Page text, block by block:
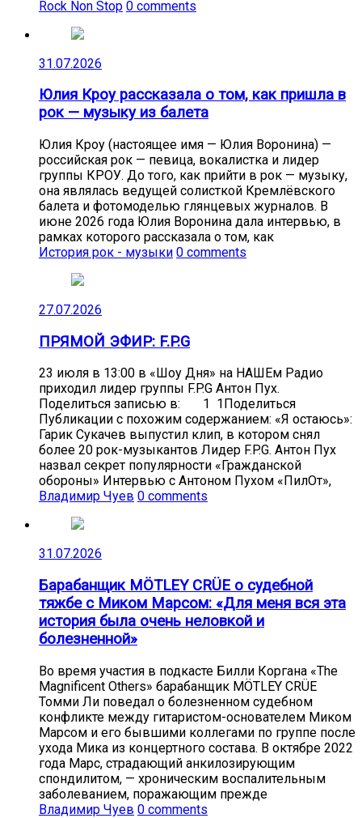
Rock Non Stop 0 comments
31.07.2026
Юлия Кроу рассказала о том, как пришла в
рок — музыку из балета
Юлия Кроу (настоящее имя — Юлия Воронина) —
российская рок — певица, вокалистка и лидер
группы КРОУ. До того, как прийти в рок — музыку,
она являлась ведущей солисткой Кремлёвского
балета и фотомоделью глянцевых журналов. В
июне 2026 года Юлия Воронина дала интервью, в
рамках которого рассказала о том, как
История рок - музыки 0 comments
27.07.2026
ПРЯМОЙ ЭФИР: F.P.G
23 июля в 13:00 в «Шоу Дня» на НАШЕм Радио
приходил лидер группы F.P.G Антон Пух.
Поделиться записью в: 1 1Поделиться
Публикации с похожим содержанием: «Я остаюсь»:
Гарик Сукачев выпустил клип, в котором снял
более 20 рок-музыкантов Лидер F.P.G. Антон Пух
назвал секрет популярности «Гражданской
обороны» Интервью с Антоном Пухом «ПилОт»,
Владимир Чуев 0 comments
31.07.2026
Барабанщик MÖTLEY CRÜE о судебной
тяжбе с Миком Марсом: «Для меня вся эта
история была очень неловкой и
болезненной»
Во время участия в подкасте Билли Коргана «The
Magnificent Others» барабанщик MÖTLEY CRÜE
Томми Ли поведал о болезненном судебном
конфликте между гитаристом-основателем Миком
Марсом и его бывшими коллегами по группе после
ухода Мика из концертного состава. В октябре 2022
года Марс, страдающий анкилозирующим
спондилитом, — хроническим воспалительным
заболеванием, поражающим прежде
Владимир Чуев 0 comments